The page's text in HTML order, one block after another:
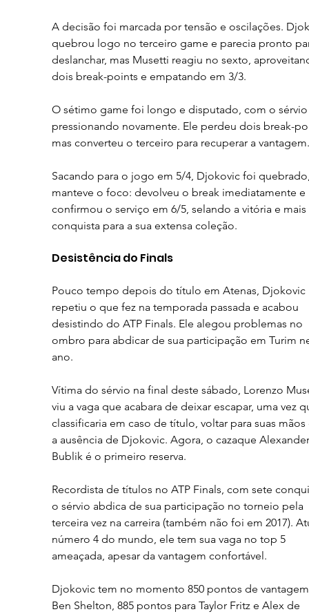
A decisão foi marcada por tensão e oscilações.
quebrou logo no terceiro game e parecia pronto
deslanchar, mas Musetti reagiu no sexto,
dois break-points e empatando em 3/3.
O sétimo game foi longo e disputado, com o
pressionando novamente. Ele perdeu dois break-
mas converteu o terceiro para recuperar a vantagem.
Sacando para o jogo em 5/4, Djokovic foi
manteve o foco: devolveu o break imediatamente e
confirmou o serviço em 6/5, selando a vitória e
conquista para a sua extensa coleção.
Desistência do Finals
Pouco tempo depois do título em Atenas, Djokovic
repetiu o que fez na temporada passada e acabou
desistindo do ATP Finals. Ele alegou problemas no
ombro para abdicar de sua participação em Turim
ano.
Vítima do sérvio na final deste sábado, Lorenzo
viu a vaga que acabara de deixar escapar, uma vez
classificaria em caso de título, voltar para suas
a ausência de Djokovic. Agora, o cazaque
Bublik é o primeiro reserva.
Recordista de títulos no ATP Finals, com sete
o sérvio abdica de sua participação no torneio pela
terceira vez na carreira (também não foi em 2017).
número 4 do mundo, ele tem sua vaga no top 5
ameaçada, apesar da vantagem confortável.
Djokovic tem no momento 850 pontos de
Ben Shelton, 885 pontos para Taylor Fritz e Alex de